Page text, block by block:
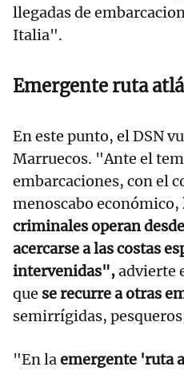
llegadas de
Italia".
Emergente ruta
En este punto, el DSN
Marruecos. "Ante el
embarcaciones, con el
menoscabo económico,
criminales operan
acercarse a las costas
intervenidas",advierte
que se recurre a otras
semirrígidas,
"En laemergente 'ruta